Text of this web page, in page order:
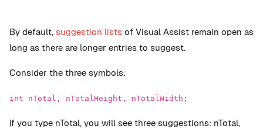
By default, suggestion lists of Visual Assist remain open as
long as there are longer entries to suggest.
Consider the three symbols:
int nTotal, nTotalHeight, nTotalWidth;
If you type nTotal, you will see three suggestions: nTotal,